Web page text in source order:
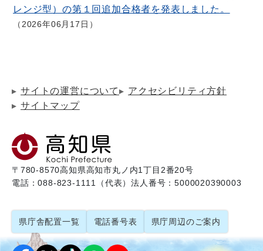
レンジ型）の第１回追加合格者を発表しました。
2026年06月17日
サイトの運営について
アクセシビリティ方針
サイトマップ
〒780-8570高知県高知市丸ノ内1丁目2番20号
電話：088-823-1111（代表）法人番号：5000020390003
県庁舎配置一覧 電話番号表 県庁周辺のご案内